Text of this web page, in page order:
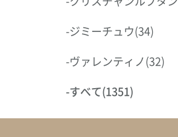
-ジミーチュウ(34)
-ヴァレンティノ(32)
-すべて(1351)